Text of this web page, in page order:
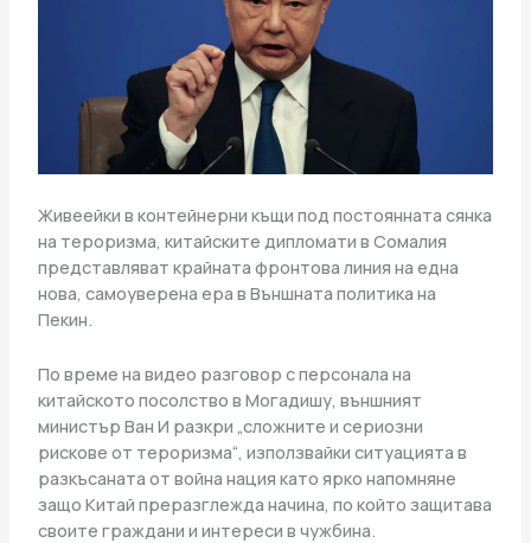
Живеейки в контейнерни къщи под постоянната сянка
на тероризма, китайските дипломати в Сомалия
представляват крайната фронтова линия на една
нова, самоуверена ера в Външната политика на
Пекин.
По време на видео разговор с персонала на
китайското посолство в Могадишу, външният
министър Ван И разкри „сложните и сериозни
рискове от тероризма“, използвайки ситуацията в
разкъсаната от война нация като ярко напомняне
защо Китай преразглежда начина, по който защитава
своите граждани и интереси в чужбина.